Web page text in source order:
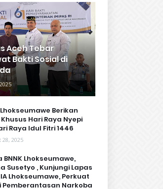
Aceh Tebar
Bakti Sosial di
Berikan
Khusus Hari Raya Nyepi
Raya Idul Fitri 1446
28, 2025
BNNK Lhokseumawe,
Susetyo , Kunjungi Lapas
Lhokseumawe, Perkuat
Pemberantasan Narkoba